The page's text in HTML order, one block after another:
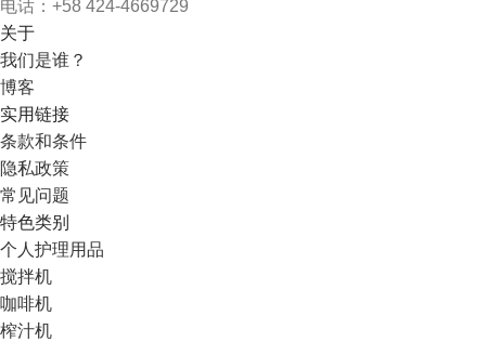
电话：+58 424-4669729
关于
我们是谁？
博客
实用链接
条款和条件
隐私政策
常见问题
特色类别
个人护理用品
搅拌机
咖啡机
榨汁机